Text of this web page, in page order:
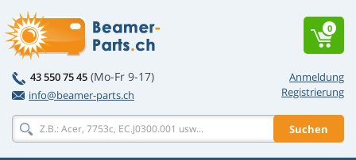
Anmeldung
Registrierung
43 550 75 45 (Mo-Fr 9-17)
info@beamer-parts.ch
Suchen
0